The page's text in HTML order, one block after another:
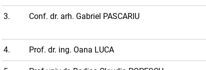
3. Conf. dr. arh. Gabriel PASCARIU
4. Prof. dr. ing. Oana LUCA